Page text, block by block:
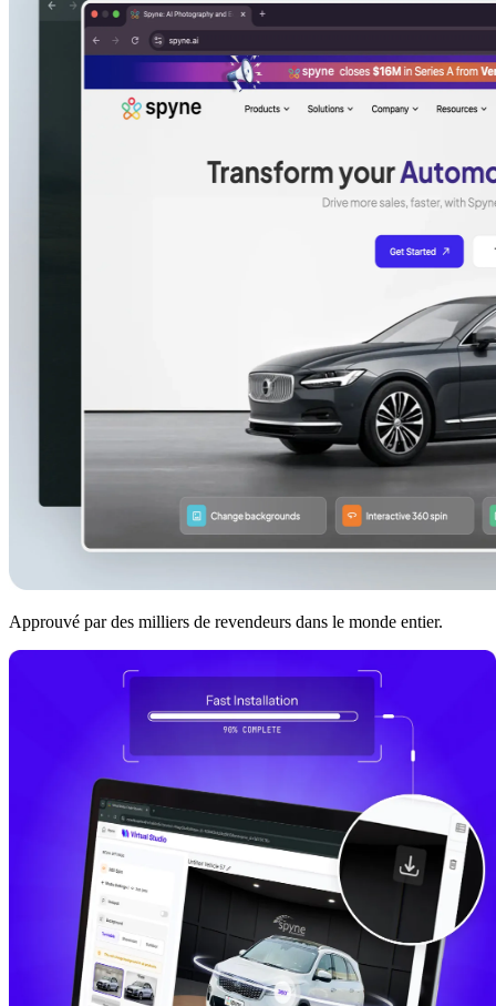
Approuvé par des milliers de revendeurs dans le monde entier.